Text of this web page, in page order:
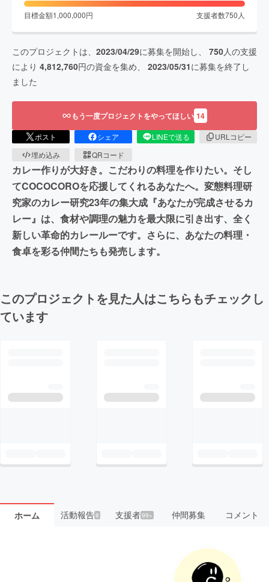
目標金額1,000,000円 支援者数750 人
このプロジェクトは、 2023/04/29に募集を開始し、 750人の支援
により 4,812,760円の資金を集め、 2023/05/31に募集を終了し
ました
もう一度プロジェクトをやってほしい 14
ポスト シェア LINEで送る
URLコピー
埋め込み
QRコード
カレー作りが大好き。こだわりの料理を作りたい。そし
てCOCOCOROを応援してくれるあなたへ。変態料理研
究家のカレー研究23年の集大成『あなたが完成させるカ
レー』は、食材や調理の魅力を最大限に引き出す、全く
新しい革命的カレールーです。さらに、あなたの料理・
食卓を彩る仲間たちも発売します。
このプロジェクトを見た人はこちらもチェックし
ています
ホーム 活動報告8 支援者99+ 仲間募集 コメント